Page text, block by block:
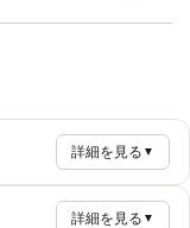
詳細を見る ▼
詳細を見る ▼